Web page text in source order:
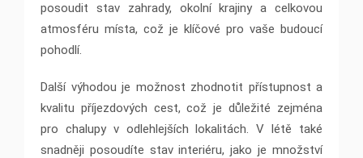
posoudit stav zahrady, okolní krajiny a celkovou
atmosféru místa, což je klíčové pro vaše budoucí
pohodlí.
Další výhodou je možnost zhodnotit přístupnost a
kvalitu příjezdových cest, což je důležité zejména
pro chalupy v odlehlejších lokalitách. V létě také
snadněji posoudíte stav interiéru, jako je množství